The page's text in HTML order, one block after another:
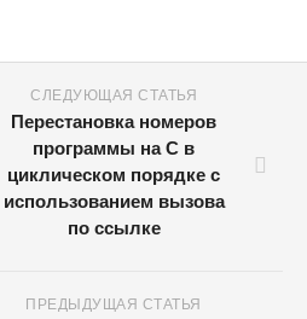
СЛЕДУЮЩАЯ СТАТЬЯ
Перестановка номеров
программы на C в
циклическом порядке с
использованием вызова
по ссылке
ПРЕДЫДУЩАЯ СТАТЬЯ